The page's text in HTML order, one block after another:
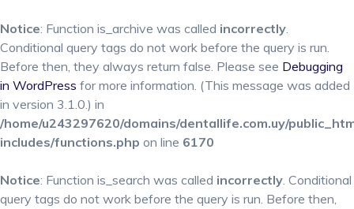
Notice: Function is_archive was called incorrectly.
Conditional query tags do not work before the query is run.
Before then, they always return false. Please see Debugging
in WordPress for more information. (This message was added
in version 3.1.0.) in
/home/u243297620/domains/dentallife.com.uy/
includes/functions.php on line 6170
Notice: Function is_search was called incorrectly. Conditional
query tags do not work before the query is run. Before then,